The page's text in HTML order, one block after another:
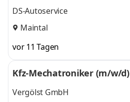
DS-Autoservice
Maintal
vor 11 Tagen
Kfz-Mechatroniker (m/w/d)
Vergölst GmbH